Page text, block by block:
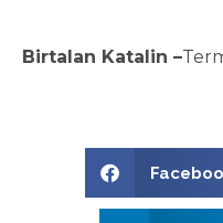
Birtalan Katalin –